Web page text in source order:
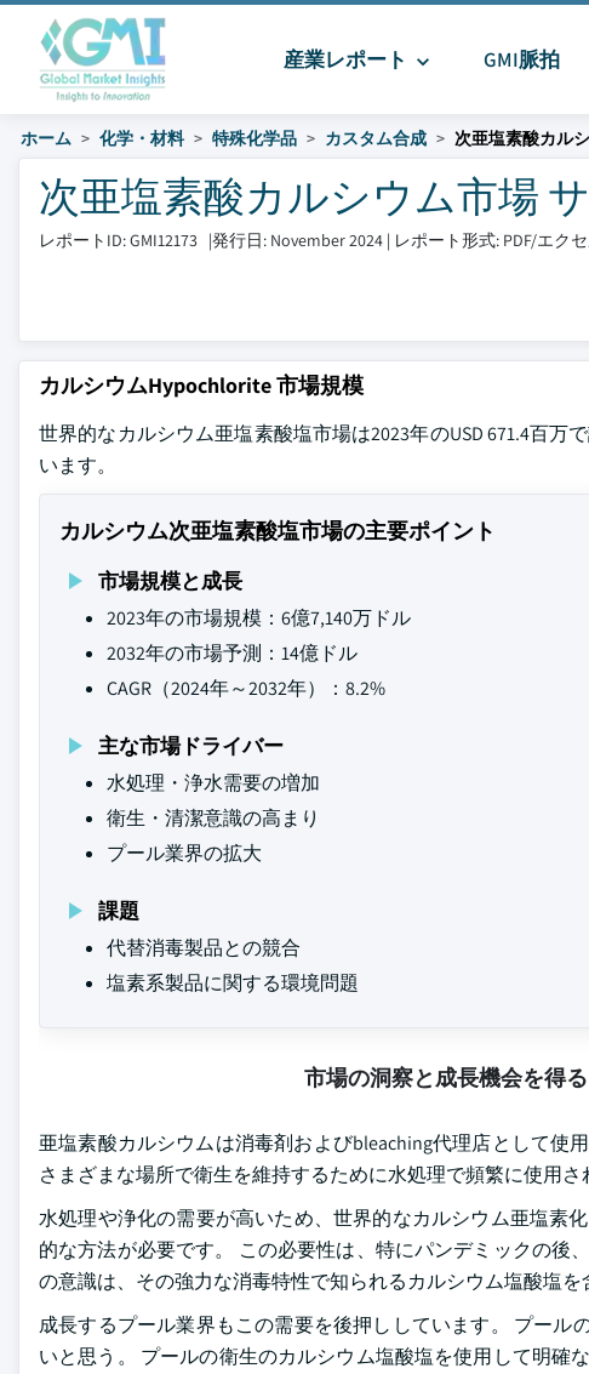
産業レポート GMI脈拍
ホーム 化学・材料 特殊化学品 カスタム合成 次亜塩素酸カル
次亜塩素酸カルシウム市場
レポートID: GMI12173 |発行日: November 2024 | レポート形式: PDF/エク
カルシウムHypochlorite 市場規模
世界的なカルシウム亜塩素酸塩市場は2023年のUSD 671.4百万
います。
カルシウム次亜塩素酸塩市場の主要ポイント
市場規模と成長
2023年の市場規模：6億7,140万ドル
2032年の市場予測：14億ドル
CAGR（2024年～2032年）：8.2%
主な市場ドライバー
水処理・浄水需要の増加
衛生・清潔意識の高まり
プール業界の拡大
課題
代替消毒製品との競合
塩素系製品に関する環境問題
市場の洞察と成長機会を得る
亜塩素酸カルシウムは消毒剤およびbleaching代理店として使
さまざまな場所で衛生を維持するために水処理で頻繁に使用さ
水処理や浄化の需要が高いため、世界的なカルシウム亜塩素
的な方法が必要です。 この必要性は、特にパンデミックの後
の意識は、その強力な消毒特性で知られるカルシウム塩酸塩
成長するプール業界もこの需要を後押ししています。 プー
いと思う。 プールの衛生のカルシウム塩酸塩を使用して明確